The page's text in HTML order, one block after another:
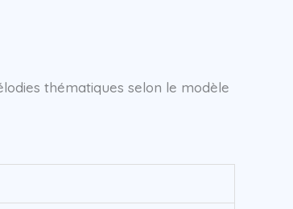
thématiques selon le modèle